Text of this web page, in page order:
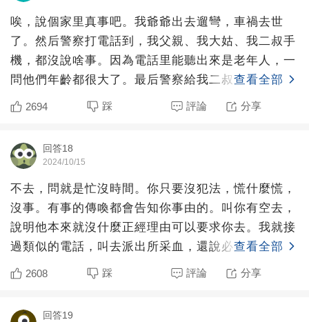
唉，說個家里真事吧。我爺爺出去遛彎，車禍去世
了。然后警察打電話到，我父親、我大姑、我二叔手
機，都沒說啥事。因為電話里能聽出來是老年人，一
問他們年齡都很大了。最后警察給我二叔大電話的時
候，問了一句家里有
查看全部
2694 踩 評論 分享
回答18
2024/10/15
不去，問就是忙沒時間。你只要沒犯法，慌什麼慌，
沒事。有事的傳喚都會告知你事由的。叫你有空去，
說明他本來就沒什麼正經理由可以要求你去。我就接
過類似的電話，叫去派出所采血，還說必須去。我說
沒時間，改天去。
查看全部
2608 踩 評論 分享
回答19